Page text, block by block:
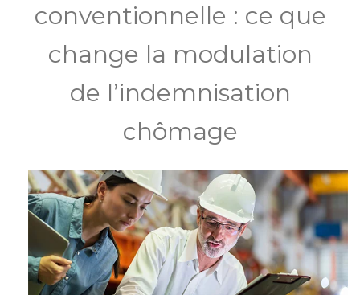
conventionnelle : ce que
change la modulation
de l’indemnisation
chômage